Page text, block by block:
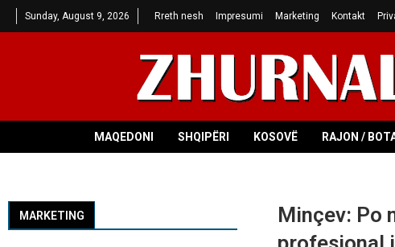
Sunday, August 9, 2026 Rreth nesh Impresumi Marketing Kontakt
MAQEDONI SHQIPËRI KOSOVË RAJON /
Minçev: Po
MARKETING